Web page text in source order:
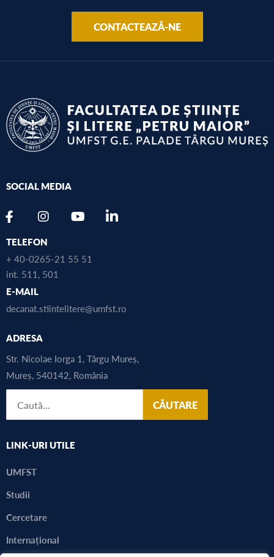
CONTACTEAZĂ-NE
SOCIAL MEDIA
TELEFON
+ 40-0265-21 55 51
int. 511, 501
E-MAIL
decanat.stiintelitere@umfst.ro
ADRESA
Str. Nicolae Iorga 1, Târgu Mureș,
Mureș, 540142, România
CĂUTARE
LINK-URI UTILE
UMFST
Studii
Cercetare
Internațional